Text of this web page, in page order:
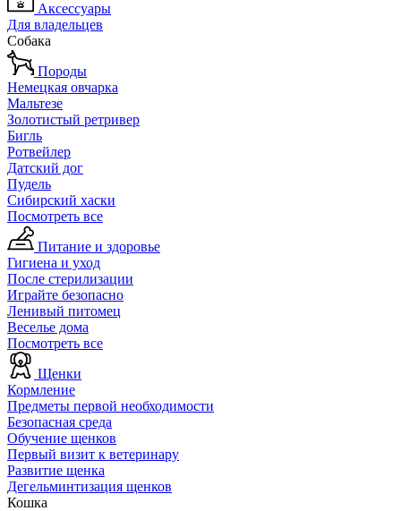
Аксессуары
Для владельцев
Собака
Породы
Немецкая овчарка
Мальтезе
Золотистый ретривер
Бигль
Ротвейлер
Датский дог
Пудель
Сибирский хаски
Посмотреть все
Питание и здоровье
Гигиена и уход
После стерилизации
Играйте безопасно
Ленивый питомец
Веселье дома
Посмотреть все
Щенки
Кормление
Предметы первой необходимости
Безопасная среда
Обучение щенков
Первый визит к ветеринару
Развитие щенка
Дегельминтизация щенков
Кошка